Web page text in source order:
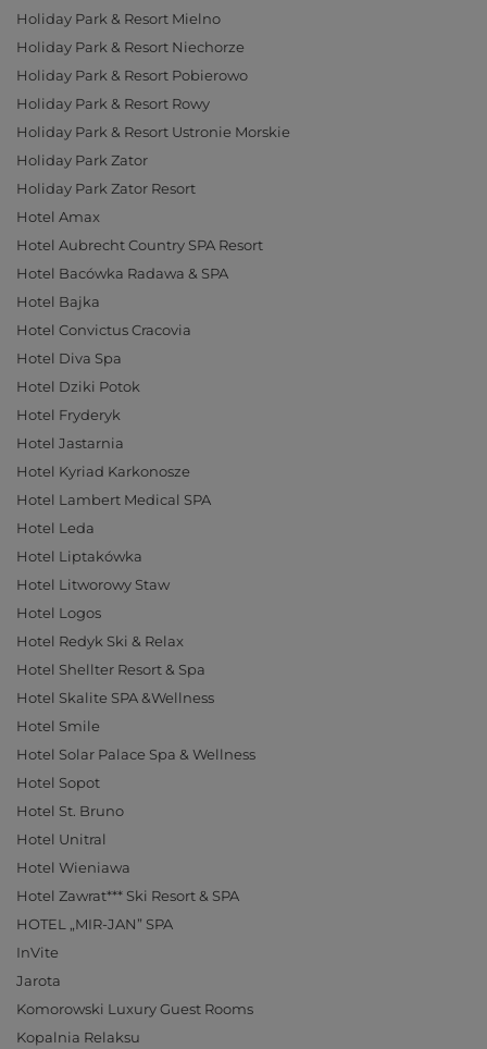
Holiday Park & Resort Mielno
Holiday Park & Resort Niechorze
Holiday Park & Resort Pobierowo
Holiday Park & Resort Rowy
Holiday Park & Resort Ustronie Morskie
Holiday Park Zator
Holiday Park Zator Resort
Hotel Amax
Hotel Aubrecht Country SPA Resort
Hotel Bacówka Radawa & SPA
Hotel Bajka
Hotel Convictus Cracovia
Hotel Diva Spa
Hotel Dziki Potok
Hotel Fryderyk
Hotel Jastarnia
Hotel Kyriad Karkonosze
Hotel Lambert Medical SPA
Hotel Leda
Hotel Liptakówka
Hotel Litworowy Staw
Hotel Logos
Hotel Redyk Ski & Relax
Hotel Shellter Resort & Spa
Hotel Skalite SPA &Wellness
Hotel Smile
Hotel Solar Palace Spa & Wellness
Hotel Sopot
Hotel St. Bruno
Hotel Unitral
Hotel Wieniawa
Hotel Zawrat*** Ski Resort & SPA
HOTEL „MIR-JAN” SPA
InVite
Jarota
Komorowski Luxury Guest Rooms
Kopalnia Relaksu